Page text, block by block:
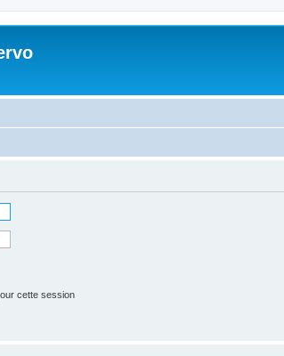
cette session